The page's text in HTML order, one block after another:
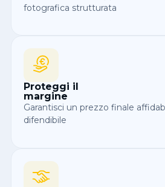
fotografica strutturata
Proteggi il
margine
Garantisci un prezzo finale
difendibile